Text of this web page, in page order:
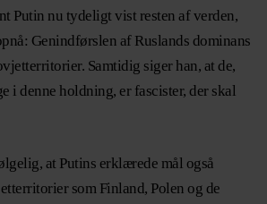
Putin nu tydeligt vist resten af verden,
Genindførslen af Ruslands dominans
Samtidig siger han, at de,
i denne holdning, er fascister, der skal
at Putins erklærede mål også
som Finland, Polen og de